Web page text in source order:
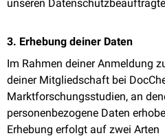
unseren
3. Erhebung deiner Daten
Im Rahmen deiner Anmeldung
deiner Mitgliedschaft bei
Marktforschungsstudien, an
personenbezogene Daten
Erhebung erfolgt auf zwei Arten